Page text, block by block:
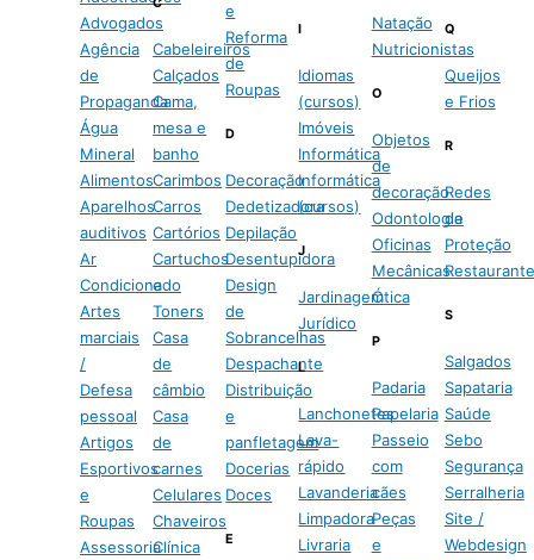
Advogados
Agência
de
Propaganda
Água
Mineral
Alimentos
Aparelhos
auditivos
Ar
Condicionado
Artes
marciais
/
Defesa
pessoal
Artigos
Esportivos
e
Roupas
Assessoria
Cabeleireiros
Calçados
Cama,
mesa e
banho
Carimbos
Carros
Cartórios
Cartuchos
e
Toners
Casa
de
câmbio
Casa
de
carnes
Celulares
Chaveiros
Clínica
e
Reforma
de
Roupas
D
Decoração
Dedetizadora
Depilação
Desentupidora
Design
de
Sobrancelhas
Despachante
Distribuição
e
panfletagem
Docerias
Doces
E
I
Idiomas
(cursos)
Imóveis
Informática
Informática
(cursos)
J
Jardinagem
Jurídico
L
Lanchonetes
Lava-
rápido
Lavanderia
Limpadora
Livraria
Natação
Nutricionistas
O
Objetos
de
decoração
Odontologia
Oficinas
Mecânicas
Ótica
P
Padaria
Papelaria
Passeio
com
cães
Peças
e
Q
Queijos
e Frios
R
Redes
de
Proteção
S
Salgados
Sapataria
Saúde
Sebo
Segurança
Serralheria
Site /
Webdesign